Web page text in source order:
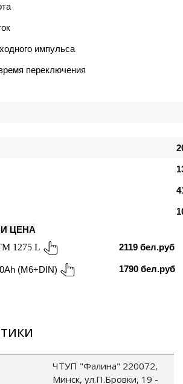
импульса
переключения
ЦЕНА
1275 L 2119 бел.руб
(M6+DIN) 1790 бел.руб
ЧТУП "Фалина" 220072,
Минск, ул.П.Бровки, 19 -